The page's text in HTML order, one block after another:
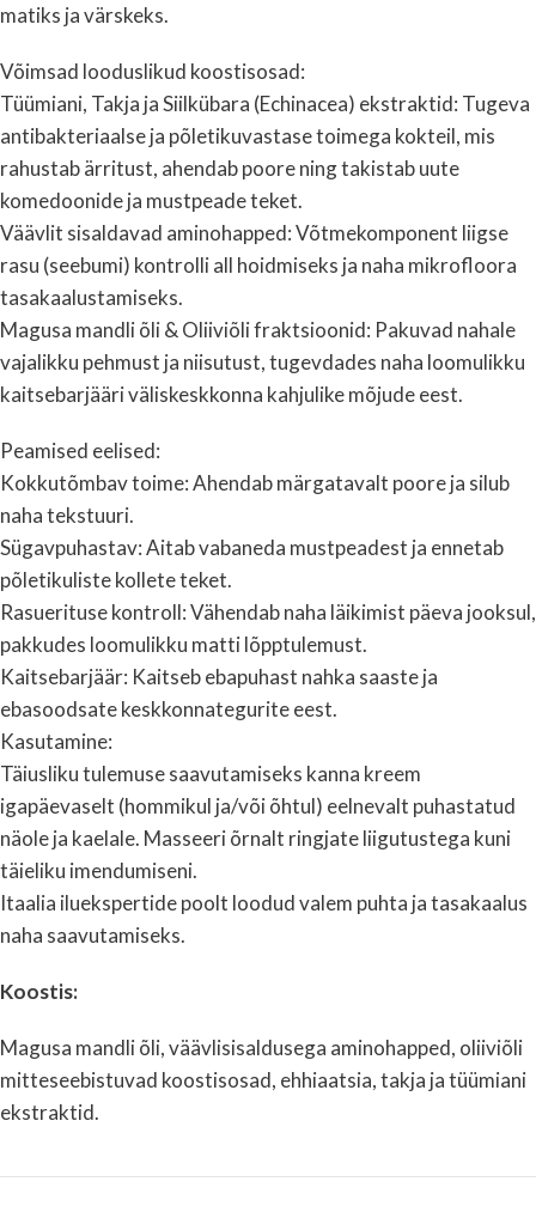
matiks ja värskeks.
Võimsad looduslikud koostisosad:
Tüümiani, Takja ja Siilkübara (Echinacea) ekstraktid: Tugeva
antibakteriaalse ja põletikuvastase toimega kokteil, mis
rahustab ärritust, ahendab poore ning takistab uute
komedoonide ja mustpeade teket.
Väävlit sisaldavad aminohapped: Võtmekomponent liigse
rasu (seebumi) kontrolli all hoidmiseks ja naha mikrofloora
tasakaalustamiseks.
Magusa mandli õli & Oliiviõli fraktsioonid: Pakuvad nahale
vajalikku pehmust ja niisutust, tugevdades naha loomulikku
kaitsebarjääri väliskeskkonna kahjulike mõjude eest.
Peamised eelised:
Kokkutõmbav toime: Ahendab märgatavalt poore ja silub
naha tekstuuri.
Sügavpuhastav: Aitab vabaneda mustpeadest ja ennetab
põletikuliste kollete teket.
Rasuerituse kontroll: Vähendab naha läikimist päeva jooksul,
pakkudes loomulikku matti lõpptulemust.
Kaitsebarjäär: Kaitseb ebapuhast nahka saaste ja
ebasoodsate keskkonnategurite eest.
Kasutamine:
Täiusliku tulemuse saavutamiseks kanna kreem
igapäevaselt (hommikul ja/või õhtul) eelnevalt puhastatud
näole ja kaelale. Masseeri õrnalt ringjate liigutustega kuni
täieliku imendumiseni.
Itaalia iluekspertide poolt loodud valem puhta ja tasakaalus
naha saavutamiseks.
Koostis:
Magusa mandli õli, väävlisisaldusega aminohapped, oliiviõli
mitteseebistuvad koostisosad, ehhiaatsia, takja ja tüümiani
ekstraktid.